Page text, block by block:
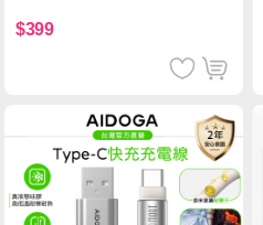
$399